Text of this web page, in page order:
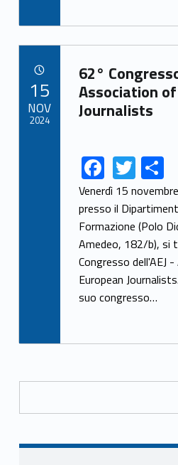
Link identifier archive #link-archive-80550
62°
Association
Journalists
Link identifier share facebook archive #share-link-archive-40194F
ac
e
b
o
o
k
Link identifier share twitter archive #share-link-archive-36937T
w
itt
er
S
h
e
Venerdì 15
presso il
Formazione (Polo
Amedeo, 182/b), si
Congresso dell'AEJ
European
suo congresso…
15
NOV
2024
Posts Navigation